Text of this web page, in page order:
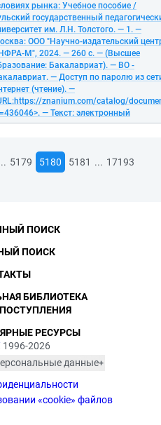
рынка: Учебное пособие /
государственный
им. Л.Н. Толстого. — 1. —
ООО "Научно-издательский
М", 2024. — 260 с. — (Высшее
Бакалавриат). — ВО -
— Доступ по паролю из
(чтение). —
znanium.com/catalog/
— Текст: электронный
5179 5180 5181 ... 17193
1996-2026
данные
в соответствии
«cookie» файлов
ПОИСК
ПОИСК
БИБЛИОТЕКА
РЕСУРСЫ